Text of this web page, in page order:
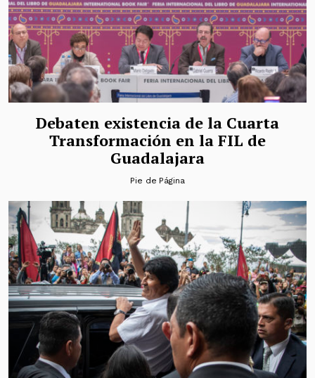
Debaten existencia de la Cuarta
Transformación en la FIL de
Guadalajara
Pie de Página